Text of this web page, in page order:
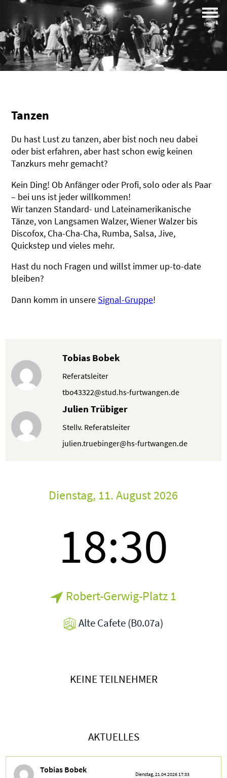
Campus
Profil
Tanzen
Du hast Lust zu tanzen, aber bist noch neu dabei
oder bist erfahren, aber hast schon ewig keinen
Tanzkurs mehr gemacht?
Kein Ding! Ob Anfänger oder Profi, solo oder als Paar
– bei uns ist jeder willkommen!
Wir tanzen Standard- und Lateinamerikanische
Tänze, von Langsamen Walzer, Wiener Walzer bis
Discofox, Cha-Cha-Cha, Rumba, Salsa, Jive,
Quickstep und vieles mehr.
Hast du noch Fragen und willst immer up-to-date
bleiben?
Dann komm in unsere Signal-Gruppe!
Tobias Bobek
Referatsleiter
tbo43322@stud.hs-furtwangen.de
Julien Trübiger
Stellv. Referatsleiter
julien.truebinger@hs-furtwangen.de
Dienstag, 11. August 2026
18:30
Robert-Gerwig-Platz 1
Alte Cafete (B0.07a)
KEINE TEILNEHMER
AKTUELLES
Tobias Bobek Dienstag, 21.04.2026 17:33